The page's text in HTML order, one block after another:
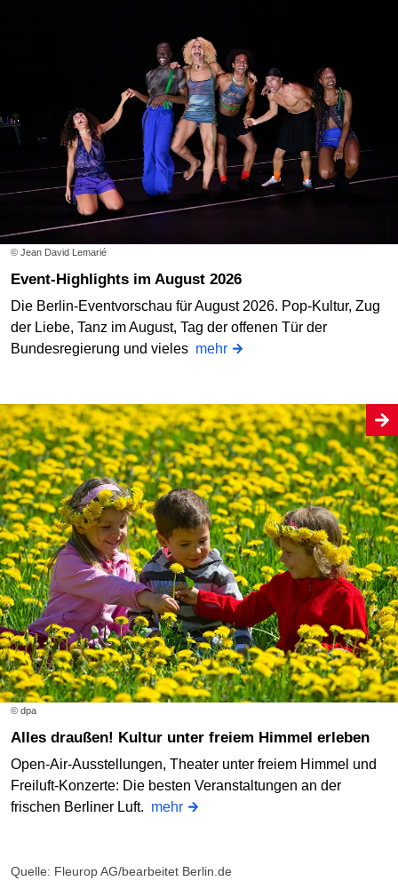
© Jean David Lemarié
Event-Highlights im August 2026
Die Berlin-Eventvorschau für August 2026. Pop-Kultur, Zug
der Liebe, Tanz im August, Tag der offenen Tür der
Bundesregierung und vieles mehr
© dpa
Alles draußen! Kultur unter freiem Himmel erleben
Open-Air-Ausstellungen, Theater unter freiem Himmel und
Freiluft-Konzerte: Die besten Veranstaltungen an der
frischen Berliner Luft. mehr
Quelle: Fleurop AG/bearbeitet Berlin.de